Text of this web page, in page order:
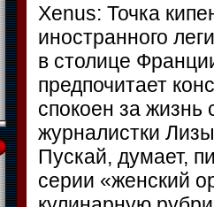
Xenus: Точка
иностранного
в столице
предпочитает
спокоен за
журналистки
Пускай, думает,
серии «женский